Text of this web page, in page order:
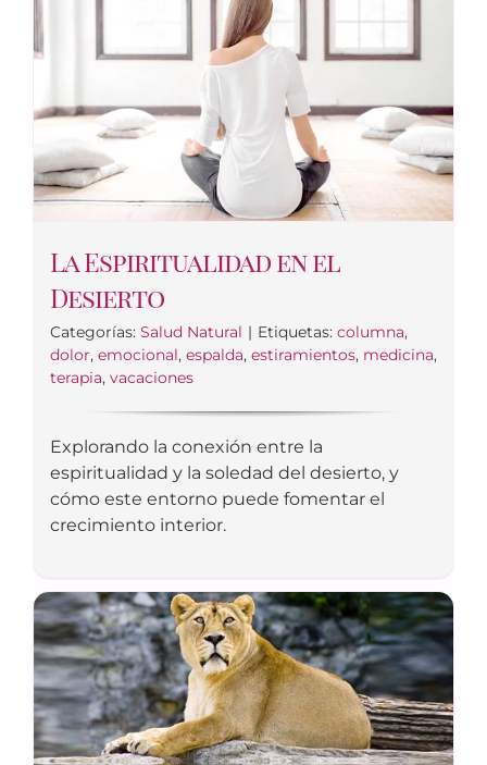
La Espiritualidad en el
Desierto
Categorías: Salud Natural | Etiquetas: columna,
dolor, emocional, espalda, estiramientos, medicina,
terapia, vacaciones
Explorando la conexión entre la
espiritualidad y la soledad del desierto, y
cómo este entorno puede fomentar el
crecimiento interior.